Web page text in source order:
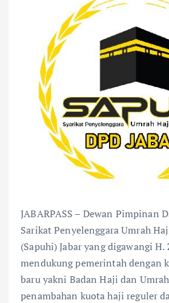
JABARPASS – Dewan Pimpinan
Sarikat Penyelenggara Umrah
(Sapuhi) Jabar yang digawangi
mendukung pemerintah dengan
baru yakni Badan Haji dan
penambahan kuota haji reguler